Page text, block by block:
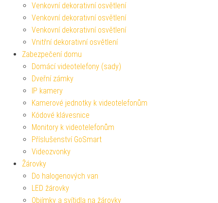
Venkovní dekorativní osvětlení
Venkovní dekorativní osvětlení
Venkovní dekorativní osvětlení
Vnitřní dekorativní osvětlení
Zabezpečení domu
Domácí videotelefony (sady)
Dveřní zámky
IP kamery
Kamerové jednotky k videotelefonům
Kódové klávesnice
Monitory k videotelefonům
Příslušenství GoSmart
Videozvonky
Žárovky
Do halogenových van
LED žárovky
Objímky a svítidla na žárovky